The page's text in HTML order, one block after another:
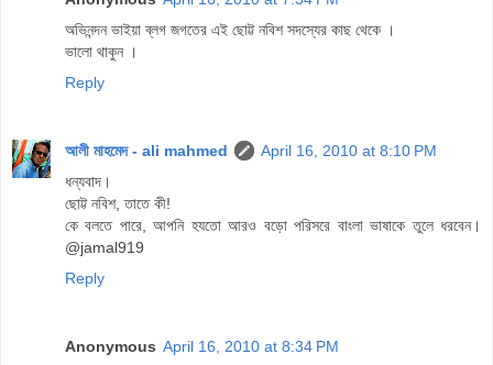
অভিনন্দন ভাইয়া ব্লগ জগতের এই ছোট্ট নবিশ সদস্যের কাছ থেকে ।
ভালো থাকুন ।
Reply
আলী মাহমেদ - ali mahmed
April 16, 2010 at 8:10 PM
ধন্যবাদ।
ছোট্ট নবিশ, তাতে কী!
কে বলতে পারে, আপনি হযতো আরও বড়ো পরিসরে বাংলা ভাষাকে তুলে ধরবেন।
@jamal919
Reply
Anonymous April 16, 2010 at 8:34 PM